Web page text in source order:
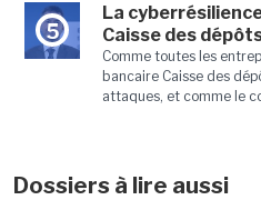
5
La
Caisse des
Comme toutes les
bancaire Caisse des
attaques, et comme le
Dossiers à lire aussi